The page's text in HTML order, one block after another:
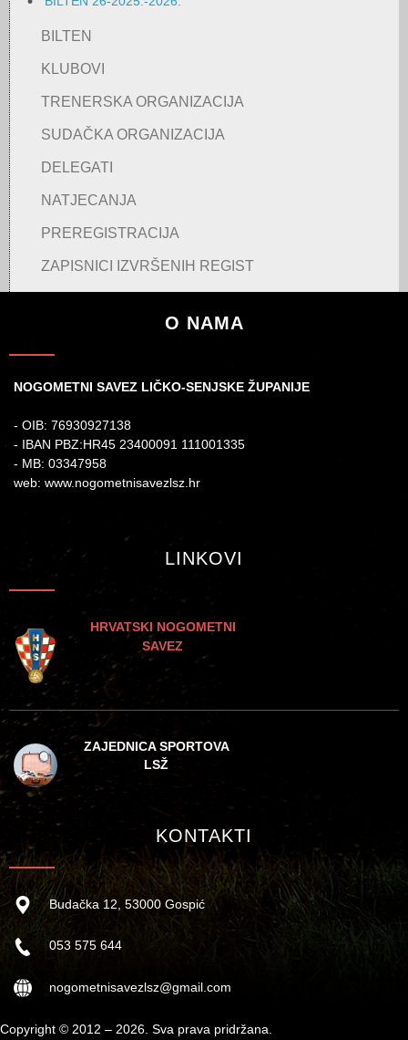
BILTEN
KLUBOVI
TRENERSKA ORGANIZACIJA
SUDAČKA ORGANIZACIJA
DELEGATI
NATJECANJA
PREREGISTRACIJA
ZAPISNICI IZVRŠENIH REGIST
O NAMA
NOGOMETNI SAVEZ LIČKO-SENJSKE ŽUPANIJE
- OIB: 76930927138
- IBAN PBZ:HR45 23400091 111001335
- MB: 03347958
web: www.nogometnisavezlsz.hr
LINKOVI
HRVATSKI NOGOMETNI
SAVEZ
ZAJEDNICA SPORTOVA
LSŽ
KONTAKTI
Budačka 12, 53000 Gospić
053 575 644
nogometnisavezlsz@gmail.com
Copyright © 2012 – 2026. Sva prava pridržana.